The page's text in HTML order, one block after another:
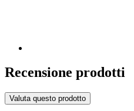
Recensione prodotti
Valuta questo prodotto